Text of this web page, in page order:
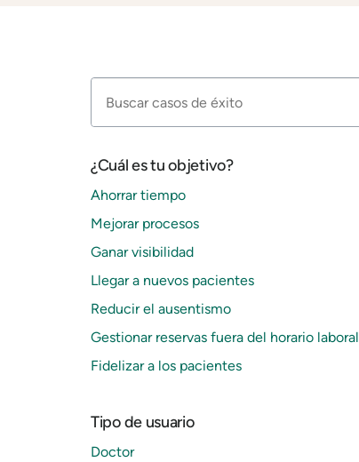
¿Cuál es tu objetivo?
Ahorrar tiempo
Mejorar procesos
Ganar visibilidad
Llegar a nuevos pacientes
Reducir el ausentismo
Gestionar reservas fuera del horario laboral
Fidelizar a los pacientes
Tipo de usuario
Doctor